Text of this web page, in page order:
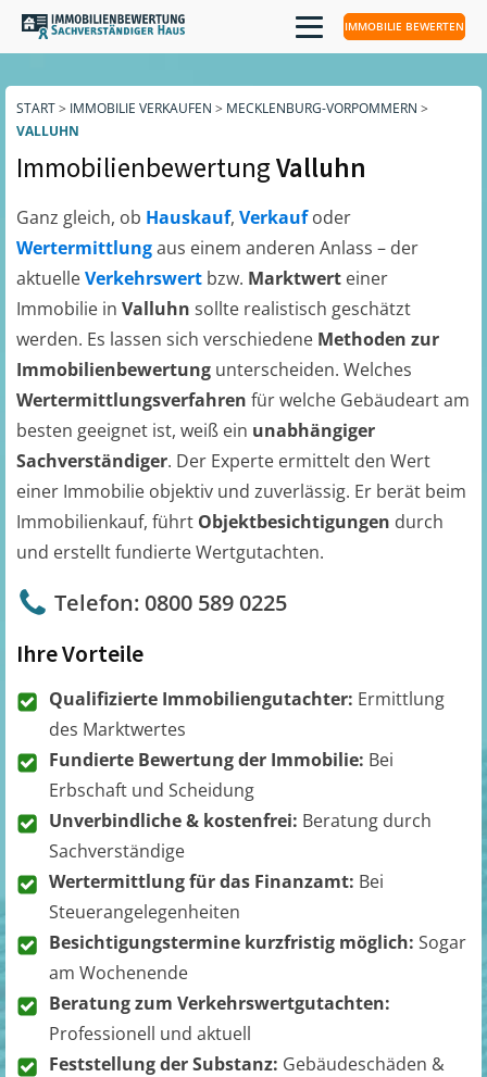
IMMOBILIE BEWERTEN
START> IMMOBILIE VERKAUFEN > MECKLENBURG-VORPOMMERN >
VALLUHN
ImmobilienbewertungValluhn
Ganz gleich, ob Hauskauf, Verkaufoder
Wertermittlungaus einem anderen Anlass – der
aktuelleVerkehrswert bzw. Marktwert einer
Immobilie in Valluhn sollte realistisch geschätzt
werden. Es lassen sich verschiedene Methoden zur
Immobilienbewertung unterscheiden. Welches
Wertermittlungsverfahren für welche Gebäudeart am
besten geeignet ist, weiß ein unabhängiger
Sachverständiger. Der Experte ermittelt den Wert
einer Immobilie objektiv und zuverlässig. Er berät beim
Immobilienkauf, führt Objektbesichtigungen durch
und erstellt fundierte Wertgutachten.
Telefon: 0800 589 0225
Ihre Vorteile
Qualifizierte Immobiliengutachter: Ermittlung
des Marktwertes
Fundierte Bewertung der Immobilie: Bei
Erbschaft und Scheidung
Unverbindliche & kostenfrei: Beratung durch
Sachverständige
Wertermittlung für das Finanzamt: Bei
Steuerangelegenheiten
Besichtigungstermine kurzfristig möglich: Sogar
am Wochenende
Beratung zum Verkehrswertgutachten:
Professionell und aktuell
Feststellung der Substanz: Gebäudeschäden &